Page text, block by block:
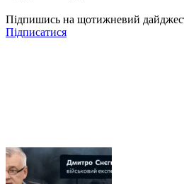
Підпишись на щотижневий
Підписатися